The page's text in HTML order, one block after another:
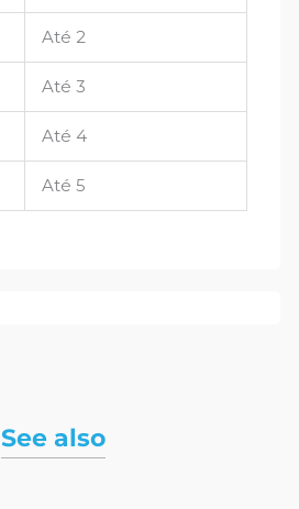
Até 2
Até 3
Até 4
Até 5
See also